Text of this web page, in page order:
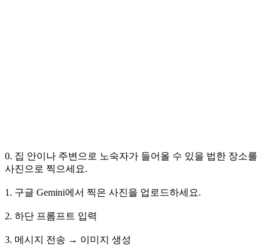
0. 집 안이나 주변으로 노숙자가 들어올 수 있을 법한 장소를
사진으로 찍으세요.
1. 구글 Gemini에서 찍은 사진을 업로드하세요.
2. 하단 프롬프트 입력
3. 메시지 전송 → 이미지 생성